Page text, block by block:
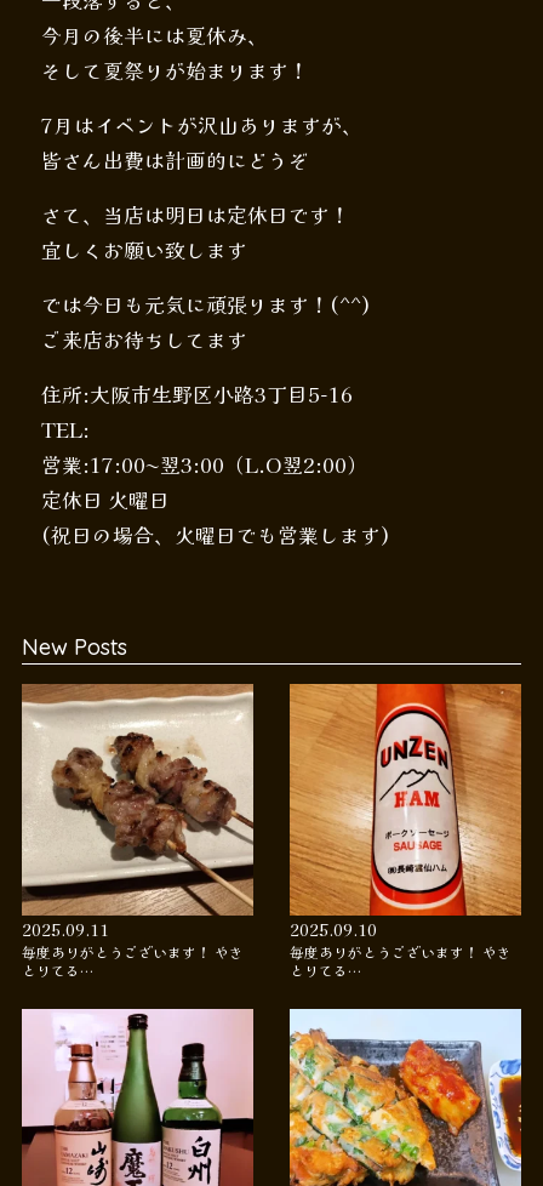
今月の後半には夏休み、
そして夏祭りが始まります！
7月はイベントが沢山ありますが、
皆さん出費は計画的にどうぞ
さて、当店は明日は定休日です！
宜しくお願い致します
では今日も元気に頑張ります！(^^)
ご来店お待ちしてます
住所:大阪市生野区小路3丁目5-16
TEL:
営業:17:00〜翌3:00（L.O翌2:00）
定休日 火曜日
(祝日の場合、火曜日でも営業します)
New Posts
2025.09.11
毎度ありがとうございます！ やき
とりてる…
2025.09.10
毎度ありがとうございます！ やき
とりてる…